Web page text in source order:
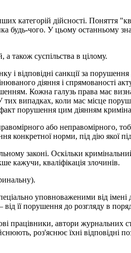
категорій дійсності. Поняття
будь-чого. У цьому останньому
а також суспільства в цілому.
і відповідні санкції за
діяння і спрямованості
Кожна галузь права має
випадках, коли мас місце
порушення цим діянням
або неправомірного,
норми, під дію якої
законі. Оскільки
кажучи, кваліфікація злочинів.
уповноваженими від
її порушення до розгляду в
працівники, автори журнальних
роз'яснює їхні відповідні